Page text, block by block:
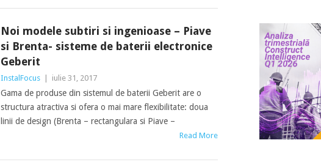
Noi modele subtiri si ingenioase – Piave
si Brenta- sisteme de baterii electronice
Geberit
InstalFocus iulie 31, 2017
Gama de produse din sistemul de baterii Geberit are o
structura atractiva si ofera o mai mare flexibilitate: doua
linii de design (Brenta – rectangulara si Piave –
Read More